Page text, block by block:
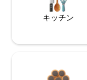
キッチン